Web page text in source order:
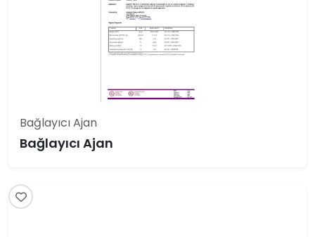
Bağlayıcı Ajan
Bağlayıcı Ajan